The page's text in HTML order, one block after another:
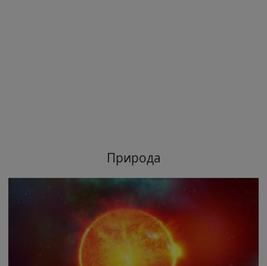
Природа